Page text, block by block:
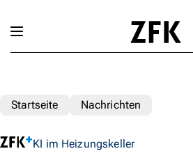
Startseite Nachrichten
KI im Heizungskeller